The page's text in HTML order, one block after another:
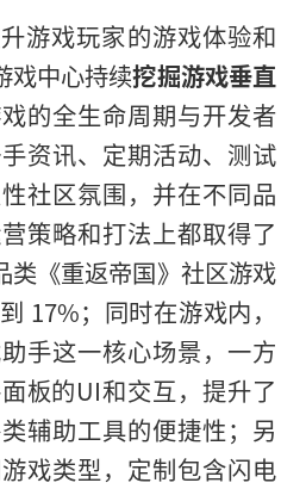
游戏玩家的游戏体验和
戏中心持续挖掘游戏垂直
的全生命周期与开发者
资讯、定期活动、测试
性社区氛围，并在不同品
策略和打法上都取得了
类《重返帝国》社区游戏
17%；同时在游戏内，
手这一核心场景，一方
板的UI和交互，提升了
辅助工具的便捷性；另
戏类型，定制包含闪电